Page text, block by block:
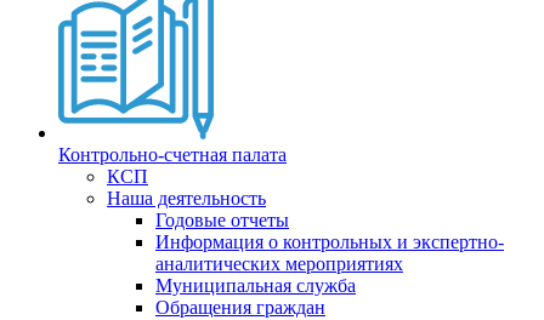
Контрольно-счетная палата
КСП
Наша деятельность
Годовые отчеты
Информация о контрольных и экспертно-
аналитических мероприятиях
Муниципальная служба
Обращения граждан